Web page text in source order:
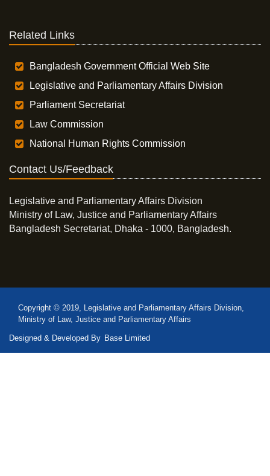
Related Links
Bangladesh Government Official Web Site
Legislative and Parliamentary Affairs Division
Parliament Secretariat
Law Commission
National Human Rights Commission
Contact Us/Feedback
Legislative and Parliamentary Affairs Division
Ministry of Law, Justice and Parliamentary Affairs
Bangladesh Secretariat, Dhaka - 1000, Bangladesh.
Copyright © 2019, Legislative and Parliamentary Affairs Division,
Ministry of Law, Justice and Parliamentary Affairs
Designed & Developed By Base Limited